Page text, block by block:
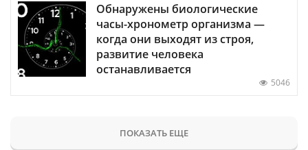
Обнаружены биологические
часы-хронометр организма —
когда они выходят из строя,
развитие человека
останавливается
5046
ПОКАЗАТЬ ЕЩЕ